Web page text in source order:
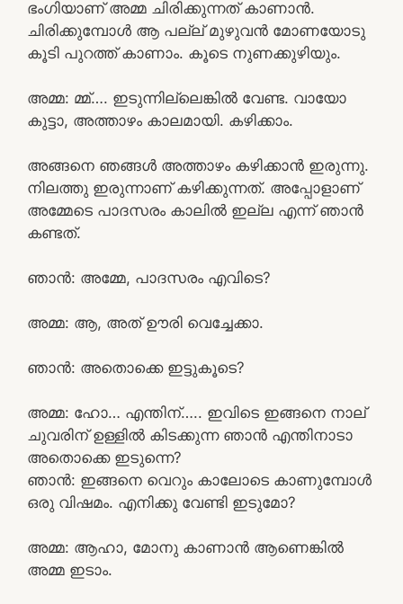
ഭംഗിയാണ് അമ്മ ചിരിക്കുന്നത് കാണാൻ.
ചിരിക്കുമ്പോൾ ആ പല്ല് മുഴുവൻ മോണയോടു
കൂടി പുറത്ത് കാണാം. കൂടെ നുണക്കുഴിയും.
അമ്മ: മ്മ്…. ഇടുന്നില്ലെങ്കിൽ വേണ്ട. വായോ
കുട്ടാ, അത്താഴം കാലമായി. കഴിക്കാം.
അങ്ങനെ ഞങ്ങൾ അത്താഴം കഴിക്കാൻ ഇരുന്നു.
നിലത്തു ഇരുന്നാണ് കഴിക്കുന്നത്. അപ്പോളാണ്
അമ്മേടെ പാദസരം കാലിൽ ഇല്ല എന്ന് ഞാൻ
കണ്ടത്.
ഞാൻ: അമ്മേ, പാദസരം എവിടെ?
അമ്മ: ആ, അത് ഊരി വെച്ചേക്കാ.
ഞാൻ: അതൊക്കെ ഇട്ടുകൂടെ?
അമ്മ: ഹോ… എന്തിന്….. ഇവിടെ ഇങ്ങനെ നാല്
ചുവരിന് ഉള്ളിൽ കിടക്കുന്ന ഞാൻ എന്തിനാടാ
അതൊക്കെ ഇടുന്നെ?
ഞാൻ: ഇങ്ങനെ വെറും കാലോടെ കാണുമ്പോൾ
ഒരു വിഷമം. എനിക്കു വേണ്ടി ഇടുമോ?
അമ്മ: ആഹാ, മോനു കാണാൻ ആണെങ്കിൽ
അമ്മ ഇടാം.